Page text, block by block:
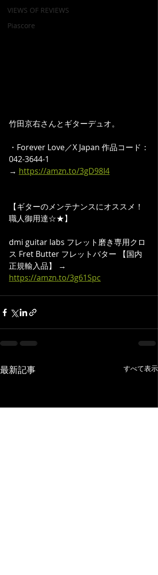
VIEWS OF REVIEWS
Piascore
竹田京右さんとギターデュオ。
・Forever Love／X Japan 作品コード：
042-3644-1
→ https://amzn.to/3gD98I4
【ギターのメンテナンスにオススメ！
職人御用達☆★】
dmi guitar labs フレット磨き専用クロ
ス Fret Butter フレットバター 【国内
正規輸入品】 →
https://amzn.to/3g61Spc
最新記事 すべて表示